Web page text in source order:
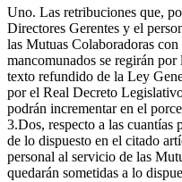
Uno. Las retribuciones que,
Directores Gerentes y el
las Mutuas Colaboradoras
mancomunados se regirán
texto refundido de la Ley
por el Real Decreto
podrán incrementar en el
3.Dos, respecto a las
de lo dispuesto en el citado
personal al servicio de las
quedarán sometidas a lo